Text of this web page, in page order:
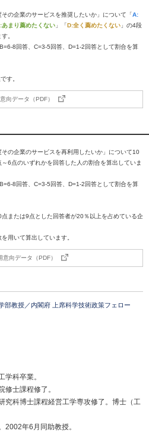
の企業のサービスを推奨したいか」について「A:
あまり薦めたくない 」「D:全く薦めたくない 」の4段
。
8回答、C=3-5回答、D=1-2回答として割合を算
す。
向データ（PDF）
の企業のサービスを再利用したいか」について10
6点のいずれかを回答した人の割合を算出していま
8回答、C=3-5回答、D=1-2回答として割合を算
または9点とした回答者が20％以上を占めている企
用いて算出しています。
意向データ（PDF）
部教授／内閣府 上席科学技術政策フェロー
学科卒業。
修士課程修了。
究科博士課程経営工学専攻修了。博士（工
2002年6月同助教授。